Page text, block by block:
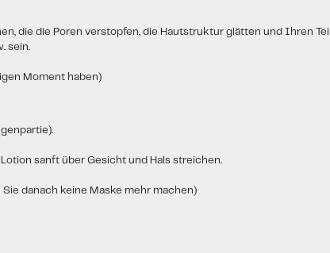
die die Poren verstopfen, die Hautstruktur glätten und Ihren
sein.
Moment haben)
sanft über Gesicht und Hals streichen.
danach keine Maske mehr machen)